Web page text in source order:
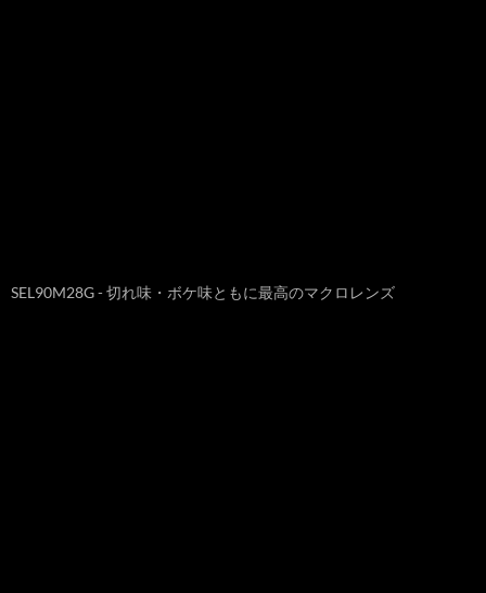
SEL90M28G - 切れ味・ボケ味ともに最高のマクロレンズ